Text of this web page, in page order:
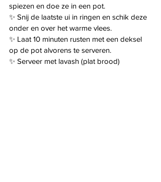
spiezen en doe ze in een pot.
✨ Snij de laatste ui in ringen en schik deze
onder en over het warme vlees.
✨ Laat 10 minuten rusten met een deksel
op de pot alvorens te serveren.
✨ Serveer met lavash (plat brood)